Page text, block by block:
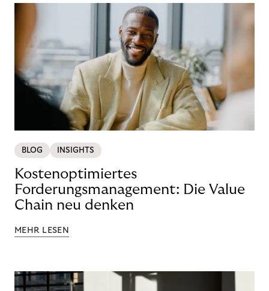
BLOG INSIGHTS
Kostenoptimiertes
Forderungsmanagement: Die Value
Chain neu denken
MEHR LESEN